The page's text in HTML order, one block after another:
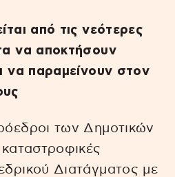
από τις νεότερες
να αποκτήσουν
να παραμείνουν στον
των Δημοτικών
καταστροφικές
Διατάγματος με